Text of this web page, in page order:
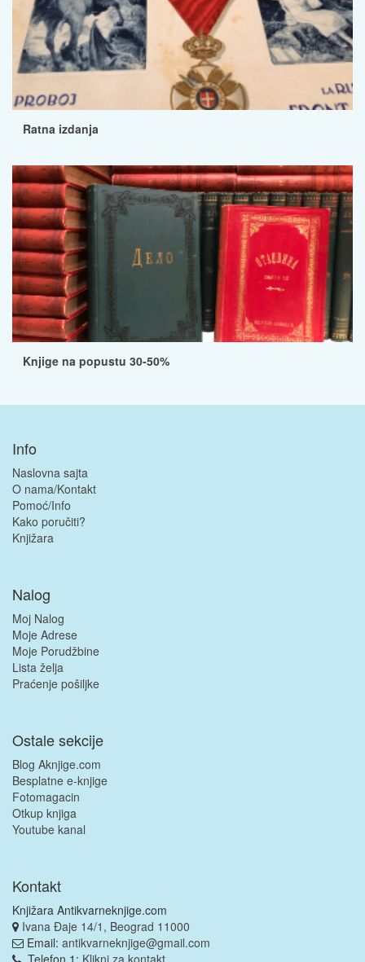
Ratna izdanja
Knjige na popustu 30-50%
Info
Naslovna sajta
O nama/Kontakt
Pomoć/Info
Kako poručiti?
Knjižara
Nalog
Moj Nalog
Moje Adrese
Moje Porudžbine
Lista želja
Praćenje pošiljke
Ostale sekcije
Blog Aknjige.com
Besplatne e-knjige
Fotomagacin
Otkup knjiga
Youtube kanal
Kontakt
Knjižara Antikvarneknjige.com
Ivana Đaje 14/1, Beograd 11000
Email: antikvarneknjige@gmail.com
Telefon 1: Klikni za kontakt